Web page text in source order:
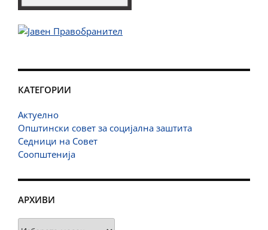
КАТЕГОРИИ
Актуелно
Општински совет за социјална заштита
Седници на Совет
Соопштенија
АРХИВИ